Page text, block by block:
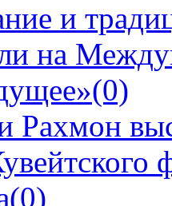
и
на
(0)
Рахмон
(0)